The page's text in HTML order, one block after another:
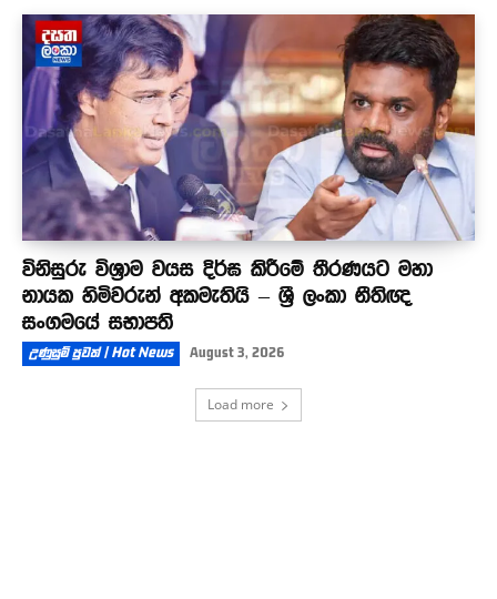
විනිසුරු විශ්‍රාම වයස දිර්ඝ කිරීමේ තීරණයට මහා
නායක හිමිවරුන් අකමැතියි – ශ්‍රී ලංකා නීතිඥ
සංගමයේ සභාපති
උණුසුම් පුවත් | Hot News August 3, 2026
Load more